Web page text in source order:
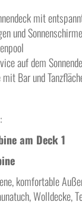
mit
und Sonnenschirme
auf dem
Bar und
am Deck 1
komfortable
Wolldecke,